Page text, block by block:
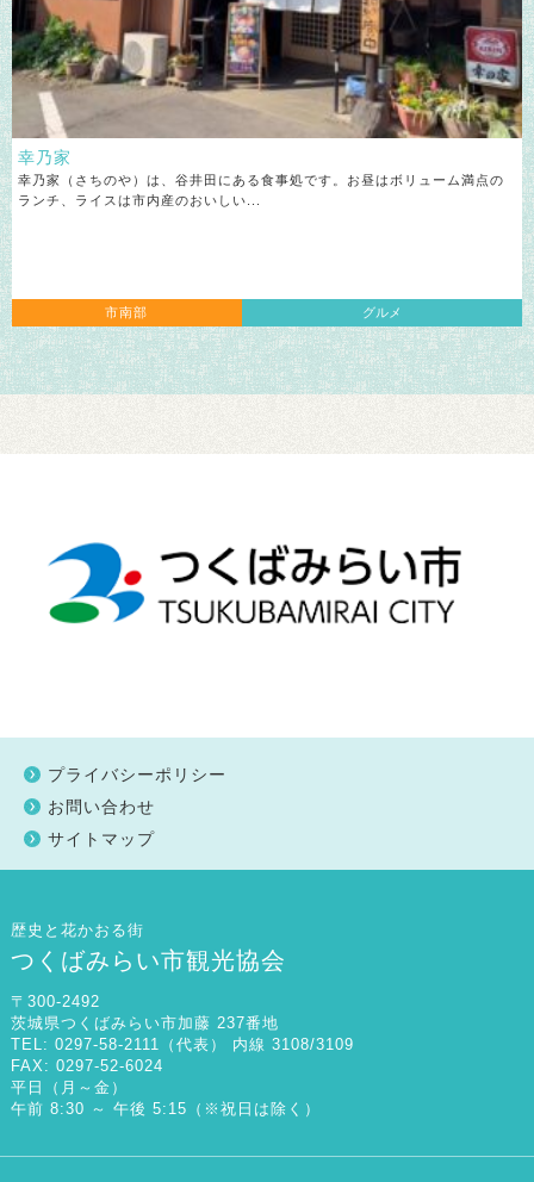
幸乃家
幸乃家（さちのや）は、谷井田にある食事処です。お昼はボリューム満点の
ランチ、ライスは市内産のおいしい...
市南部 グルメ
プライバシーポリシー
お問い合わせ
サイトマップ
歴史と花かおる街
つくばみらい市観光協会
〒300-2492
茨城県つくばみらい市加藤 237番地
TEL: 0297-58-2111（代表） 内線 3108/3109
FAX: 0297-52-6024
平日（月～金）
午前 8:30 ～ 午後 5:15（※祝日は除く）